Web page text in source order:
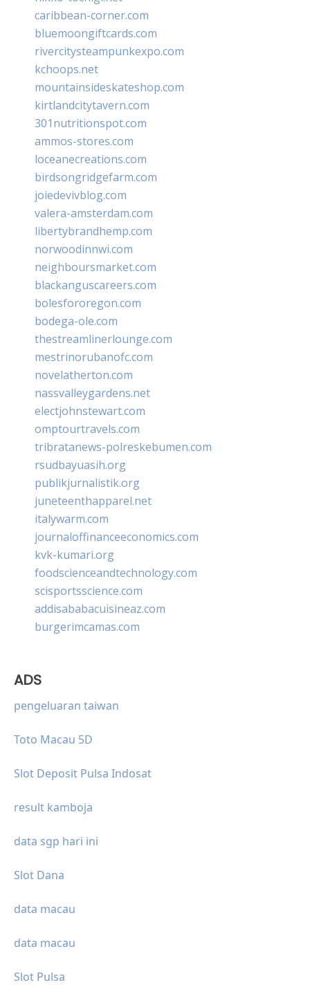
caribbean-corner.com
bluemoongiftcards.com
rivercitysteampunkexpo.com
kchoops.net
mountainsideskateshop.com
kirtlandcitytavern.com
301nutritionspot.com
ammos-stores.com
loceanecreations.com
birdsongridgefarm.com
joiedevivblog.com
valera-amsterdam.com
libertybrandhemp.com
norwoodinnwi.com
neighboursmarket.com
blackanguscareers.com
bolesfororegon.com
bodega-ole.com
thestreamlinerlounge.com
mestrinorubanofc.com
novelatherton.com
nassvalleygardens.net
electjohnstewart.com
omptourtravels.com
tribratanews-polreskebumen.com
rsudbayuasih.org
publikjurnalistik.org
juneteenthapparel.net
italywarm.com
journaloffinanceeconomics.com
kvk-kumari.org
foodscienceandtechnology.com
scisportsscience.com
addisababacuisineaz.com
burgerimcamas.com
ADS
pengeluaran taiwan
Toto Macau 5D
Slot Deposit Pulsa Indosat
result kamboja
data sgp hari ini
Slot Dana
data macau
data macau
Slot Pulsa